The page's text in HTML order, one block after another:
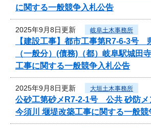
に関する一般競争入札公告
2025年9月8日更新 岐阜土木事務所
【建設工事】都市工事第R7-6-3号
（一般分）(債務)（都）岐阜駅城
工事に関する一般競争入札公告
2025年9月8日更新 大垣土木事務所
公砂工第砂メR7-2-1号 公共 砂防メ
今須川 堰堤改築工事に関する一般競